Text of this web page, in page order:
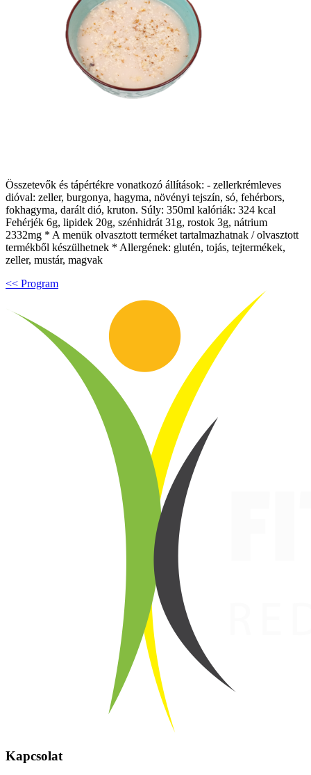
Összetevők és tápértékre vonatkozó állítások: - zellerkrémleves
dióval: zeller, burgonya, hagyma, növényi tejszín, só, fehérbors,
fokhagyma, darált dió, kruton. Súly: 350ml kalóriák: 324 kcal
Fehérjék 6g, lipidek 20g, szénhidrát 31g, rostok 3g, nátrium
2332mg * A menük olvasztott terméket tartalmazhatnak / olvasztott
termékből készülhetnek * Allergének: glutén, tojás, tejtermékek,
zeller, mustár, magvak
<< Program
Kapcsolat